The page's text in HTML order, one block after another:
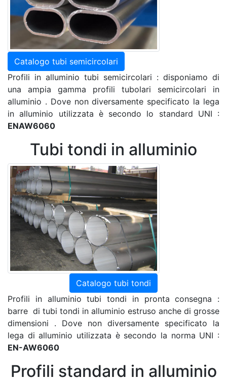
Catalogo tubi semicircolari
Profili in alluminio tubi semicircolari : disponiamo di
una ampia gamma profili tubolari semicircolari in
alluminio . Dove non diversamente specificato la lega
in alluminio utilizzata è secondo lo standard UNI :
ENAW6060
Tubi tondi in alluminio
Catalogo tubi tondi
Profili in alluminio tubi tondi in pronta consegna :
barre di tubi tondi in alluminio estruso anche di grosse
dimensioni . Dove non diversamente specificato la
lega di alluminio utilizzata è secondo la norma UNI :
EN-AW6060
Profili standard in alluminio